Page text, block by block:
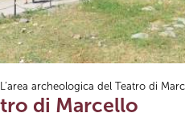
archeologica del Teatro di
di Marcello